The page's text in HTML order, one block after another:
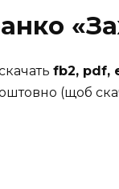
fb2, pdf,
(щоб